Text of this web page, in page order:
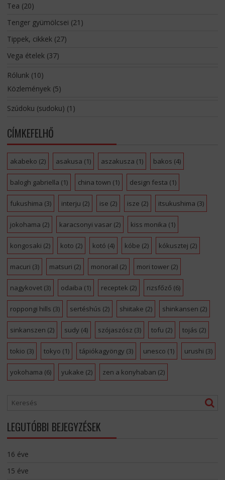
Tea (20)
Tenger gyümölcsei (21)
Tippek, cikkek(27)
Vega ételek(37)
Rólunk(10)
Közlemények(5)
Szúdoku (sudoku) (1)
CÍMKEFELHŐ
akabeko (2) asakusa (1) aszakusza (1) bakos (4)
balogh gabriella (1) china town (1) design festa (1)
fukushima (3) interju (2) ise (2) isze (2) itsukushima (3)
jokohama (2) karacsonyi vasar(2) kiss monika (1)
kongosaki (2) koto (2) kotó (4) kóbe (2) kókusztej (2)
macuri (3) matsuri (2) monorail (2) mori tower(2)
nagykovet(3) odaiba (1) receptek (2) rizsfőző (6)
roppongi hills (3) sertéshús (2) shiitake (2) shinkansen (2)
sinkanszen (2) sudy (4) szójaszósz (3) tofu (2) tojás (2)
tokio (3) tokyo (1) tápiókagyöngy (3) unesco (1) urushi (3)
yokohama (6) yukake (2) zen a konyhaban (2)
LEGUTÓBBI BEJEGYZÉSEK
16 éve
15 éve